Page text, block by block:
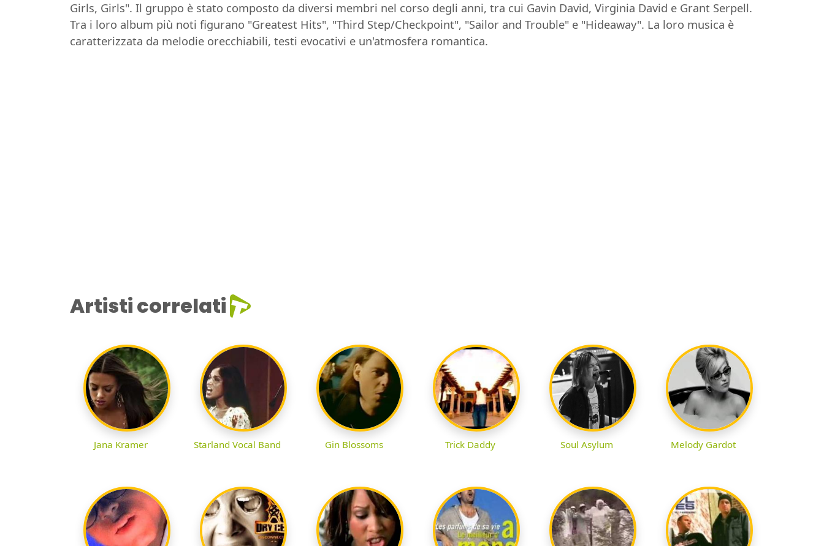
Girls, Girls". Il gruppo è stato composto da diversi membri nel corso degli anni, tra cui Gavin David, Virginia David e Grant Serpell.
Tra i loro album più noti figurano "Greatest Hits", "Third Step/Checkpoint", "Sailor and Trouble" e "Hideaway". La loro musica è
caratterizzata da melodie orecchiabili, testi evocativi e un'atmosfera romantica.
Artisti correlati
Jana Kramer Starland Vocal Band Gin Blossoms Trick Daddy Soul Asylum Melody Gardot